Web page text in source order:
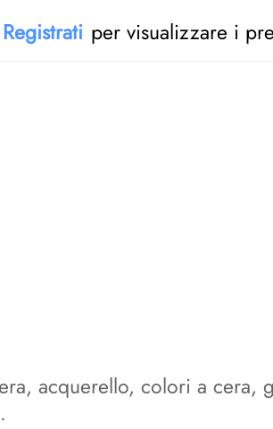
Registrati per visualizzare i
acquerello, colori a cera,